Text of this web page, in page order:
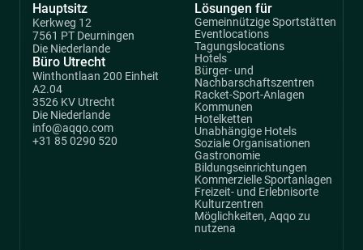
Hauptsitz
Kerkweg 12
7561 PT Deurningen
Die Niederlande
Büro Utrecht
Winthontlaan 200 Einheit
A2.04
3526 KV Utrecht
Die Niederlande
info@aqqo.com
+31 85 0290 520
Lösungen für
Gemeinnützige Sportstätten
Eventlocations
Tagungslocations
Hotels
Bürger- und
Nachbarschaftszentren
Racket-Sport-Anlagen
Kommunen
Hotelketten
Unabhängige Hotels
Soziale Organisationen
Gastronomie
Bildungseinrichtungen
Kommerzielle Sportanlagen
Freizeit- und Erlebnisorte
Kulturzentren
Möglichkeiten, Aqqo zu
nutzena